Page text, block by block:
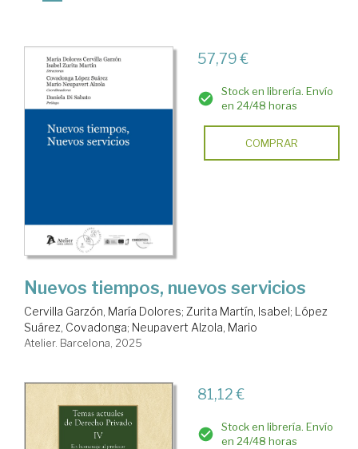
57,79 €
Stock en librería. Envío
en 24/48 horas
COMPRAR
Nuevos tiempos, nuevos servicios
Cervilla Garzón, María Dolores; Zurita Martín, Isabel; López
Suárez, Covadonga; Neupavert Alzola, Mario
Atelier. Barcelona, 2025
81,12 €
Stock en librería. Envío
en 24/48 horas